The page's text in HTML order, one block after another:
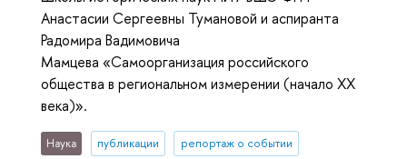
Анастасии Сергеевны Тумановой и аспиранта
Радомира Вадимовича
Мамцева «Самоорганизация российского
общества в региональном измерении (начало XX
века)».
Наука публикации репортаж о событии